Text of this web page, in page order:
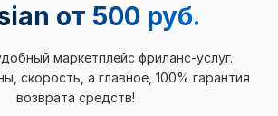
от 500 руб.
маркетплейс фриланс-услуг.
скорость, а главное, 100% гарантия
возврата средств!